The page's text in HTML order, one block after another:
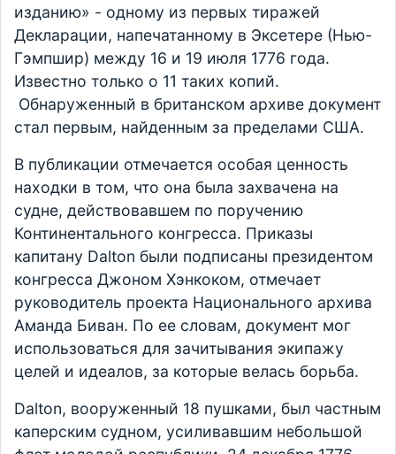
изданию» - одному из первых тиражей
Декларации, напечатанному в Эксетере (Нью-
Гэмпшир) между 16 и 19 июля 1776 года.
Известно только о 11 таких копий.
Обнаруженный в британском архиве документ
стал первым, найденным за пределами США.
В публикации отмечается особая ценность
находки в том, что она была захвачена на
судне, действовавшем по поручению
Континентального конгресса. Приказы
капитану Dalton были подписаны президентом
конгресса Джоном Хэнкоком, отмечает
руководитель проекта Национального архива
Аманда Биван. По ее словам, документ мог
использоваться для зачитывания экипажу
целей и идеалов, за которые велась борьба.
Dalton, вооруженный 18 пушками, был частным
каперским судном, усиливавшим небольшой